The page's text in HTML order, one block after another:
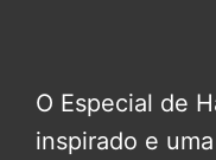
O Especial de
inspirado e